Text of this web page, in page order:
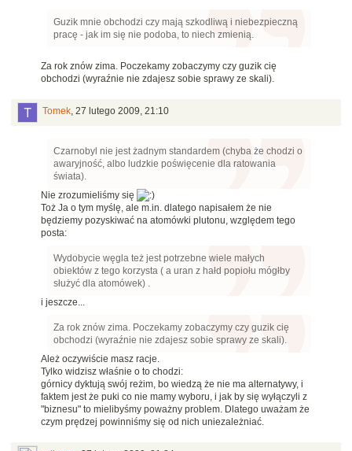
Guzik mnie obchodzi czy mają szkodliwą i niebezpieczną
pracę - jak im się nie podoba, to niech zmienią.
Za rok znów zima. Poczekamy zobaczymy czy guzik cię
obchodzi (wyraźnie nie zdajesz sobie sprawy ze skali).
Tomek, 27 lutego 2009, 21:10
Czarnobyl nie jest żadnym standardem (chyba że chodzi o
awaryjność, albo ludzkie poświęcenie dla ratowania
świata).
Nie zrozumieliśmy się
Toż Ja o tym myślę, ale m.in. dlatego napisałem że nie
będziemy pozyskiwać na atomówki plutonu, względem tego
posta:
Wydobycie węgla też jest potrzebne wiele małych
obiektów z tego korzysta ( a uran z hałd popiołu mógłby
służyć dla atomówek) .
i jeszcze...
Za rok znów zima. Poczekamy zobaczymy czy guzik cię
obchodzi (wyraźnie nie zdajesz sobie sprawy ze skali).
Ależ oczywiście masz racje.
Tylko widzisz właśnie o to chodzi:
górnicy dyktują swój reżim, bo wiedzą że nie ma alternatywy, i
faktem jest że puki co nie mamy wyboru, i jak by się wyłączyli z
"biznesu" to mielibyśmy poważny problem. Dlatego uważam że
czym prędzej powinniśmy się od nich uniezależniać.